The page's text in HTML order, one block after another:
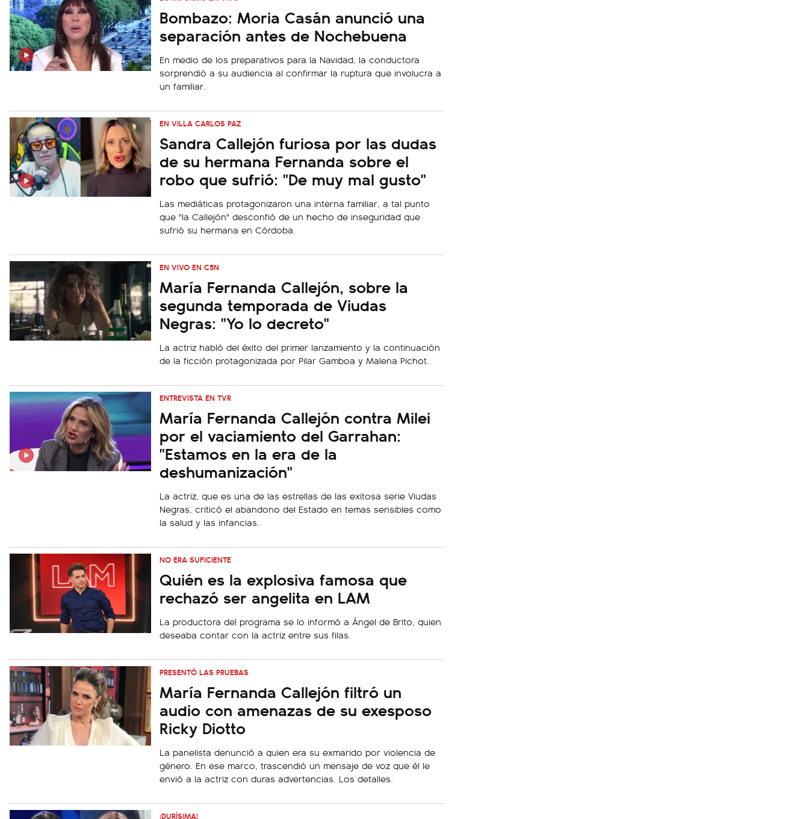
Bombazo: Moria Casán anunció una
separación antes de Nochebuena
En medio de los preparativos para la Navidad, la conductora
sorprendió a su audiencia al confirmar la ruptura que involucra a
un familiar.
EN VILLA CARLOS PAZ
Sandra Callejón furiosa por las dudas
de su hermana Fernanda sobre el
robo que sufrió: "De muy mal gusto"
Las mediáticas protagonizaron una interna familiar, a tal punto
que "la Callejón" desconfió de un hecho de inseguridad que
sufrió su hermana en Córdoba.
EN VIVO EN C5N
María Fernanda Callejón, sobre la
segunda temporada de Viudas
Negras: "Yo lo decreto"
La actriz habló del éxito del primer lanzamiento y la continuación
de la ficción protagonizada por Pilar Gamboa y Malena Pichot.
ENTREVISTA EN TVR
María Fernanda Callejón contra Milei
por el vaciamiento del Garrahan:
"Estamos en la era de la
deshumanización"
La actriz, que es una de las estrellas de las exitosa serie Viudas
Negras, criticó el abandono del Estado en temas sensibles como
la salud y las infancias.
NO ERA SUFICIENTE
Quién es la explosiva famosa que
rechazó ser angelita en LAM
La productora del programa se lo informó a Ángel de Brito, quien
deseaba contar con la actriz entre sus filas.
PRESENTÓ LAS PRUEBAS
María Fernanda Callejón filtró un
audio con amenazas de su exesposo
Ricky Diotto
La panelista denunció a quien era su exmarido por violencia de
género. En ese marco, trascendió un mensaje de voz que él le
envió a la actriz con duras advertencias. Los detalles.
¡DURÍSIMA!